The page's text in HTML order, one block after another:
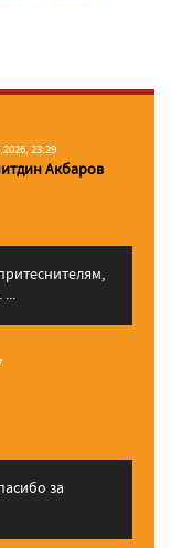
23:29
Акбаров
...
за